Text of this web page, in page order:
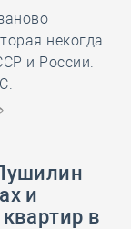
некогда
и России.
и
в